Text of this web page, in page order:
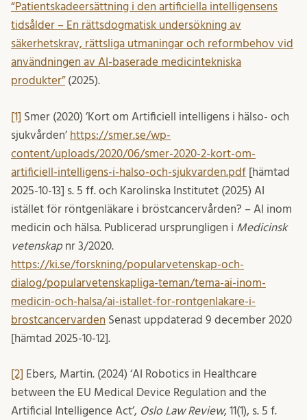
“Patientskadeersättning i den artificiella intelligensens
tidsålder – En rättsdogmatisk undersökning av
säkerhetskrav, rättsliga utmaningar och reformbehov vid
användningen av AI-baserade medicintekniska
produkter”(2025).
[1] Smer (2020) ’Kort om Artificiell intelligens i hälso- och
sjukvården’ https://smer.se/wp-
content/uploads/2020/06/smer-2020-2-kort-om-
artificiell-intelligens-i-halso-och-sjukvarden.pdf [hämtad
2025-10-13] s. 5 ff. och Karolinska Institutet (2025) AI
istället för röntgenläkare i bröstcancervården? – AI inom
medicin och hälsa. Publicerad ursprungligen i Medicinsk
vetenskapnr 3/2020.
https://ki.se/forskning/popularvetenskap-och-
dialog/popularvetenskapliga-teman/tema-ai-inom-
medicin-och-halsa/ai-istallet-for-rontgenlakare-i-
brostcancervarden Senast uppdaterad 9 december 2020
[hämtad 2025-10-12].
[2] Ebers, Martin. (2024) ‘AI Robotics in Healthcare
between the EU Medical Device Regulation and the
Artificial Intelligence Act’, Oslo Law Review, 11(1), s. 5 f.